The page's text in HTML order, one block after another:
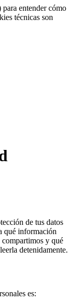
entender cómo
técnicas son
de tus datos
qué información
y qué
detenidamente.
es: